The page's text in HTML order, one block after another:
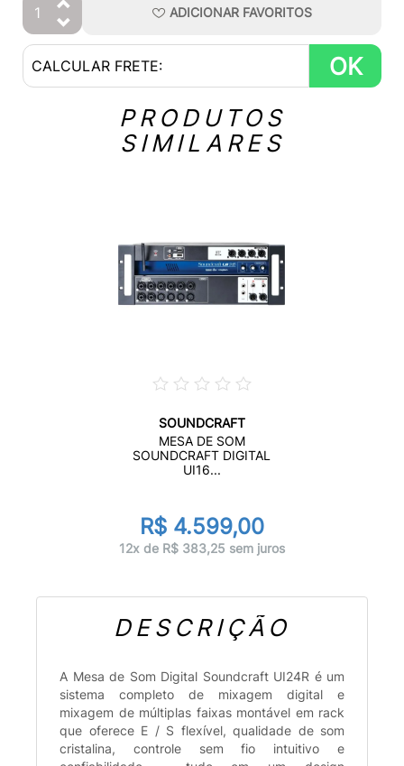
ADICIONAR FAVORITOS
OK
PRODUTOS
SIMILARES
SOUNDCRAFT
MESA DE SOM
SOUNDCRAFT DIGITAL
UI16...
R$ 4.599,00
12x de R$ 383,25 sem juros
DESCRIÇÃO
A Mesa de Som Digital Soundcraft UI24R é um
sistema completo de mixagem digital e
mixagem de múltiplas faixas montável em rack
que oferece E / S flexível, qualidade de som
cristalina, controle sem fio intuitivo e